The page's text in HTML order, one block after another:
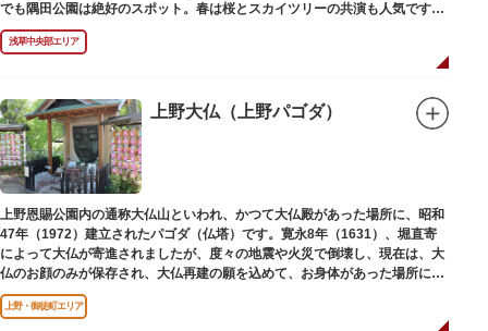
でも隅田公園は絶好のスポット。春は桜とスカイツリーの共演も人気です。
川沿いにある「隅田公園オープンカフェ」は、店舗の一部を屋外にした開放
的なカフェ・レストラン。綺麗な景色を眺めながら、コーヒー片手にのんび
りと過ごしても良いですね。また、クジラの滑り台が目印の「遊具広場」は
身体を動かせます。
隅田川橋梁に設置された全長約160mの「すみだリバーウォーク」は、東京
スカイツリーまでの最短距離ルートのひとつ。歩道橋の途中にあるガラス床
から隅田川を見下ろしたり、すぐ横を走る電車の迫力を楽しんだり、隅田川
散策にいかがでしょうか。
浅草中央部エリア
上野大仏（上野パゴダ）
上野恩賜公園内の通称大仏山といわれ、かつて大仏殿があった場所に、昭和
47年（1972）建立されたパゴダ（仏塔）です。寛永8年（1631）、堀直寄
によって大仏が寄進されましたが、度々の地震や火災で倒壊し、現在は、大
仏のお顔のみが保存され、大仏再建の願を込めて、お身体があった場所にパ
ゴダが建てられました。
上野・御徒町エリア